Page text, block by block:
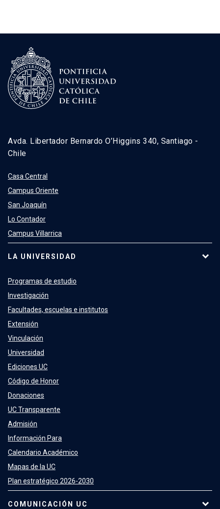
Avda. Libertador Bernardo O’Higgins 340, Santiago -
Chile
Casa Central
Campus Oriente
San Joaquín
Lo Contador
Campus Villarrica
LA UNIVERSIDAD
Programas de estudio
Investigación
Facultades, escuelas e institutos
Extensión
Vinculación
Universidad
Ediciones UC
Código de Honor
Donaciones
UC Transparente
Admisión
Información Para
Calendario Académico
Mapas de la UC
Plan estratégico 2026-2030
COMUNICACIÓN UC